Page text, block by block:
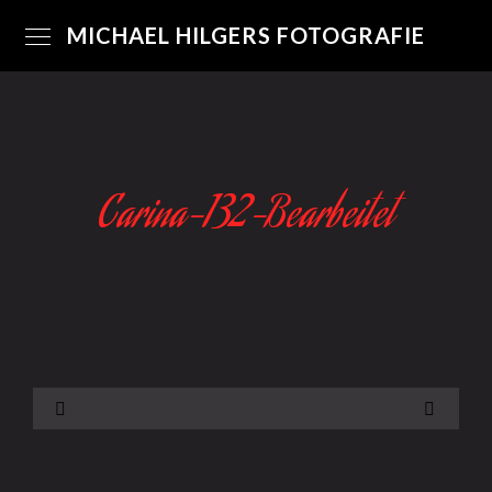
MICHAEL HILGERS FOTOGRAFIE
Carina-132-Bearbeitet